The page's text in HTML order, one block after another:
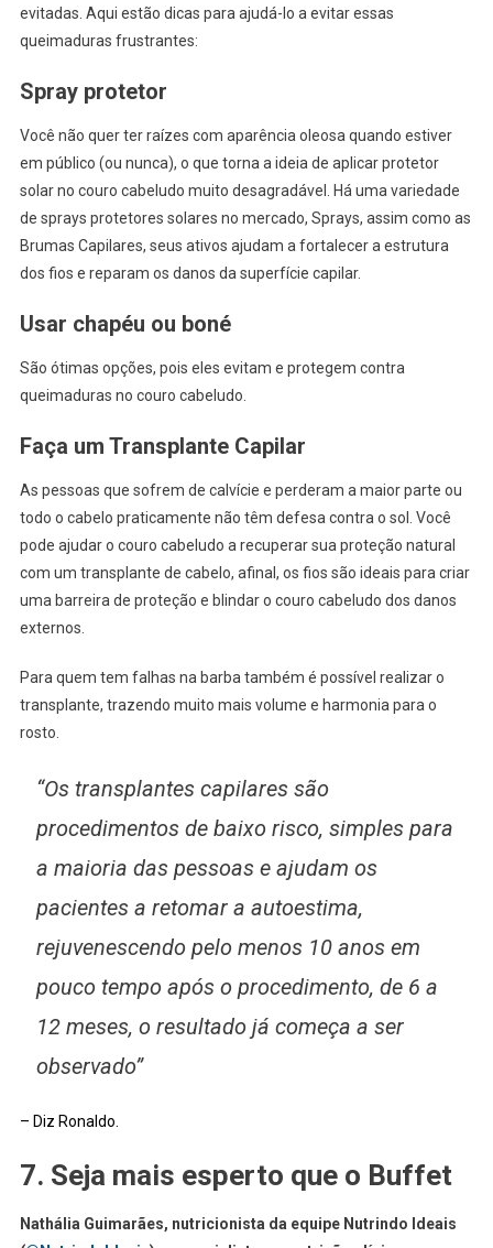
evitadas. Aqui estão dicas para ajudá-lo a evitar essas
queimaduras frustrantes:
Spray protetor
Você não quer ter raízes com aparência oleosa quando estiver
em público (ou nunca), o que torna a ideia de aplicar protetor
solar no couro cabeludo muito desagradável. Há uma variedade
de sprays protetores solares no mercado, Sprays, assim como as
Brumas Capilares, seus ativos ajudam a fortalecer a estrutura
dos fios e reparam os danos da superfície capilar.
Usar chapéu ou boné
São ótimas opções, pois eles evitam e protegem contra
queimaduras no couro cabeludo.
Faça um Transplante Capilar
As pessoas que sofrem de calvície e perderam a maior parte ou
todo o cabelo praticamente não têm defesa contra o sol. Você
pode ajudar o couro cabeludo a recuperar sua proteção natural
com um transplante de cabelo, afinal, os fios são ideais para criar
uma barreira de proteção e blindar o couro cabeludo dos danos
externos.
Para quem tem falhas na barba também é possível realizar o
transplante, trazendo muito mais volume e harmonia para o
rosto.
“Os transplantes capilares são
procedimentos de baixo risco, simples para
a maioria das pessoas e ajudam os
pacientes a retomar a autoestima,
rejuvenescendo pelo menos 10 anos em
pouco tempo após o procedimento, de 6 a
12 meses, o resultado já começa a ser
observado”
– Diz Ronaldo.
7. Seja mais esperto que o Buffet
Nathália Guimarães, nutricionista da equipe Nutrindo Ideais